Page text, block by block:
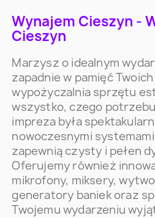
Wynajem Cieszyn -
Cieszyn
Marzysz o idealnym
zapadnie w pamięć
wypożyczalnia sprzętu
wszystko, czego
impreza była
nowoczesnymi
zapewnią czysty i pełen
Oferujemy również
mikrofony, miksery,
generatory baniek oraz
Twojemu wydarzeniu